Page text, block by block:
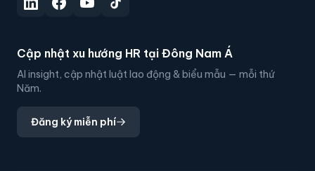
Cập nhật xu hướng HR tại Đông Nam Á
AI insight, cập nhật luật lao động & biểu mẫu — mỗi thứ
Năm.
Đăng ký miễn phí